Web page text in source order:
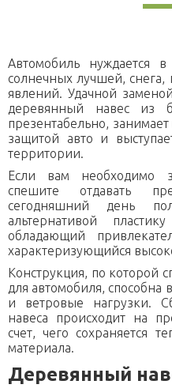
Домики для кошек
Оголовки для колодцев
Публикации
Наши технологии
Дополнительные работы
Фотогаларея
Кредит
Автомобиль нуждается
солнечных лучшей, снега,
явлений. Удачной
деревянный навес из
презентабельно,
защитой авто и
территории.
Если вам необходимо
спешите отдавать
сегодняшний день
альтернативой
обладающий
характеризующийся
Конструкция, по которой
для автомобиля,
и ветровые нагрузки.
навеса происходит на
счет, чего сохраняется
материала.
Деревянный